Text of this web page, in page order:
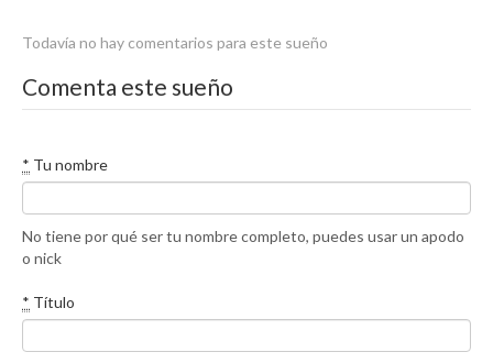
Todavía no hay comentarios para este sueño
Comenta este sueño
* Tu nombre
No tiene por qué ser tu nombre completo, puedes usar un apodo
o nick
* Título